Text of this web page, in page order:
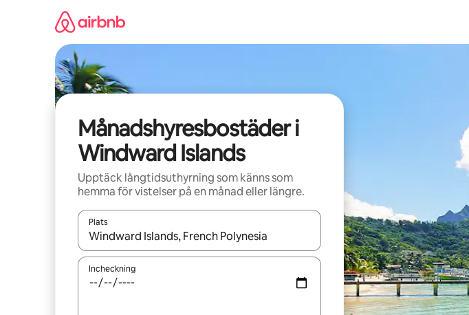
Månadshyresbostäder i
Windward Islands
Upptäck långtidsuthyrning som känns som
hemma för vistelser på en månad eller längre.
Plats
När resultaten är tillgängliga kan du navigera med upp- och nedåtpilarna eller
Incheckning